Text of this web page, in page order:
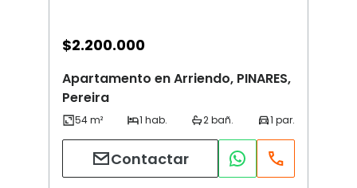
$2.200.000
Apartamento en Arriendo, PINARES,
Pereira
Contactar